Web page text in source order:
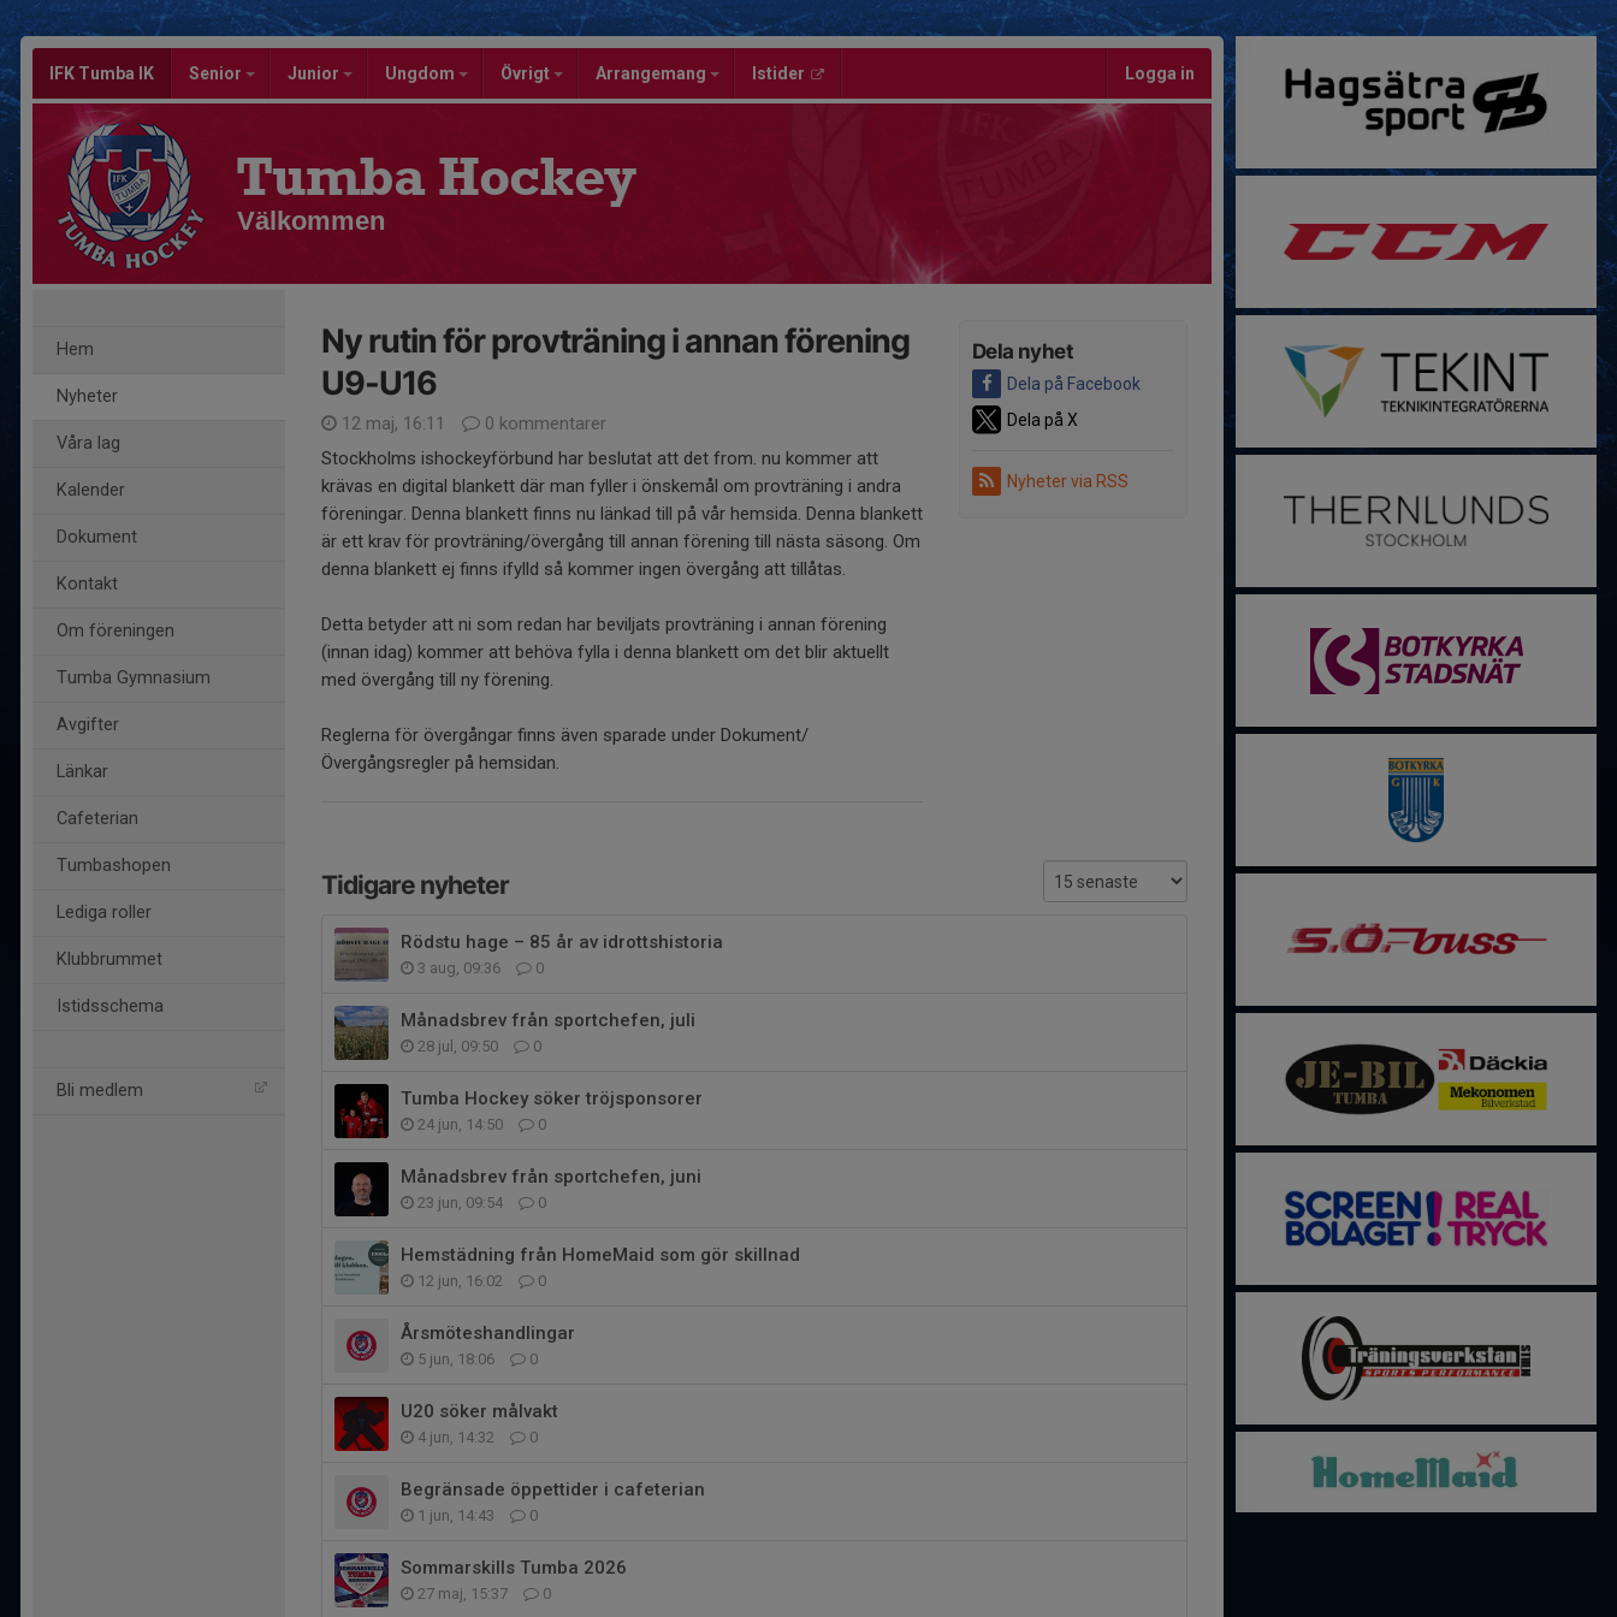
IFK Tumba IK Senior Junior Ungdom Övrigt Arrangemang Istider Logga in
Tumba Hockey
Välkommen
Hem
Nyheter
Våra lag
Kalender
Dokument
Kontakt
Om föreningen
Tumba Gymnasium
Avgifter
Länkar
Cafeterian
Tumbashopen
Lediga roller
Klubbrummet
Istidsschema
Bli medlem
Dela nyhet
Dela på Facebook
Dela på X
Nyheter via RSS
Ny rutin för provträning i annan förening
U9-U16
12 maj, 16:11
0 kommentarer
Stockholms ishockeyförbund har beslutat att det from. nu kommer att
krävas en digital blankett där man fyller i önskemål om provträning i andra
föreningar. Denna blankett finns nu länkad till på vår hemsida. Denna blankett
är ett krav för provträning/övergång till annan förening till nästa säsong. Om
denna blankett ej finns ifylld så kommer ingen övergång att tillåtas.
Detta betyder att ni som redan har beviljats provträning i annan förening
(innan idag) kommer att behöva fylla i denna blankett om det blir aktuellt
med övergång till ny förening.
Reglerna för övergångar finns även sparade under Dokument/
Övergångsregler på hemsidan.
Tidigare nyheter
Rödstu hage – 85 år av idrottshistoria
3 aug, 09:36 0
Månadsbrev från sportchefen, juli
28 jul, 09:50 0
Tumba Hockey söker tröjsponsorer
24 jun, 14:50 0
Månadsbrev från sportchefen, juni
23 jun, 09:54 0
Hemstädning från HomeMaid som gör skillnad
12 jun, 16:02 0
Årsmöteshandlingar
5 jun, 18:06 0
U20 söker målvakt
4 jun, 14:32 0
Begränsade öppettider i cafeterian
1 jun, 14:43 0
Sommarskills Tumba 2026
27 maj, 15:37 0